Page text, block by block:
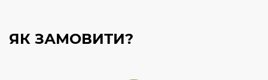
ЯК ЗАМОВИТИ?